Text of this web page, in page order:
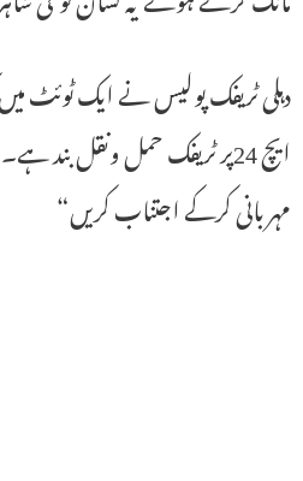
دہلی ٹریفک پولیس نے ایک ٹوئٹ
ایچ 24پر ٹریفک حمل ونقل
مہربانی کرکے اجتناب کریں“